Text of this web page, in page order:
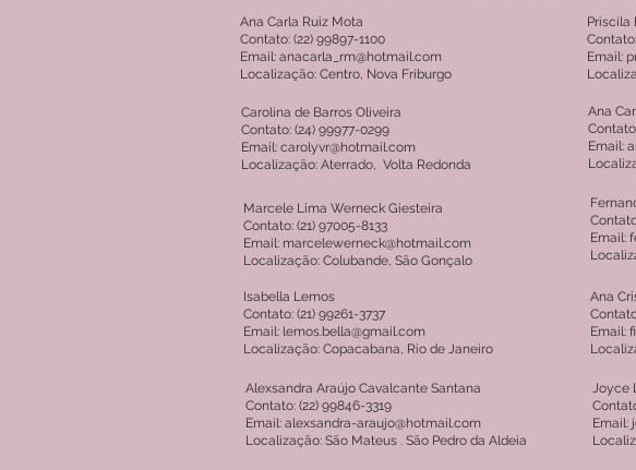
Ana Carla Ruiz Mota
Contato: (22) 99897-1100
Email: anacarla_rm@hotmail.com
Localização: Centro, Nova Friburgo
Carolina de Barros Oliveira
Contato: (24) 99977-0299
Email: carolyvr@hotmail.com
Localização: Aterrado, Volta Redonda
Marcele Lima Werneck Giesteira
Contato: (21) 97005-8133
Email: marcelewerneck@hotmail.com
Localização: Colubande, São Gonçalo
Isabella Lemos
Contato: (21) 99261-3737
Email: lemos.bella@gmail.com
Localização: Copacabana, Rio de Janeiro
Alexsandra Araújo Cavalcante Santana
Contato: (22) 99846-3319
Email: alexsandra-araujo@hotmail.com
Localização: São Mateus . São Pedro da Aldeia
Priscila
Email:
Ana
Email:
Email:
Ana
Email:
Joyce
Email: